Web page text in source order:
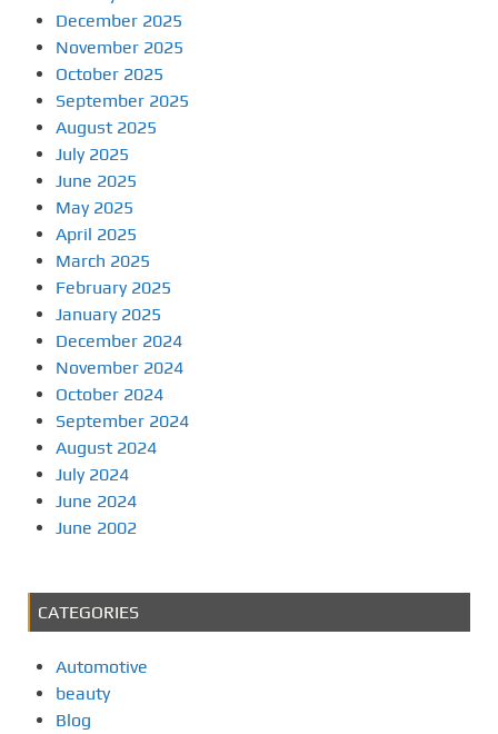
December 2025
November 2025
October 2025
September 2025
August 2025
July 2025
June 2025
May 2025
April 2025
March 2025
February 2025
January 2025
December 2024
November 2024
October 2024
September 2024
August 2024
July 2024
June 2024
June 2002
CATEGORIES
Automotive
beauty
Blog